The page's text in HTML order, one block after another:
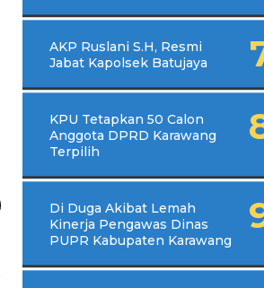
AKP Ruslani S.H, Resmi
Jabat Kapolsek Batujaya
KPU Tetapkan 50 Calon
Anggota DPRD Karawang
Terpilih
Di Duga Akibat Lemah
Kinerja Pengawas Dinas
PUPR Kabupaten Karawang